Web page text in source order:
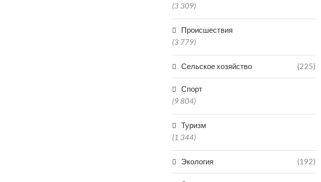
(3 309)
Происшествия
(3 779)
Сельское хозяйство (225)
Спорт
(9 804)
Туризм
(1 344)
Экология (192)